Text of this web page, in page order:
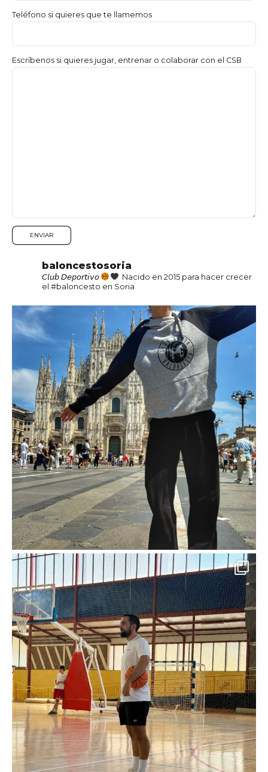
Teléfono si quieres que te llamemos
Escríbenos si quieres jugar, entrenar o colaborar con el CSB
baloncestosoria
𝘊𝘭𝘶𝘣 𝘋𝘦𝘱𝘰𝘳𝘵𝘪𝘷𝘰
Nacido en 2015 para hacer crecer
el #baloncesto en Soria